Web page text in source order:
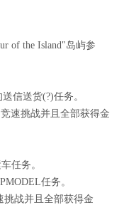
of the Island"岛屿参
信送货(?)任务。
速挑战并且全部获得金
任务。
任务。
挑战并且全部获得金